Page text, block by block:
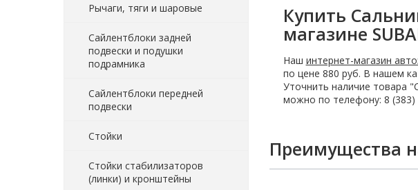
Рычаги, тяги и шаровые
Сайлентблоки задней
подвески и подушки
подрамника
Сайлентблоки передней
подвески
Стойки
Стойки стабилизаторов
(линки) и кронштейны
Купить
магазине
Наш интернет-магазин
по цене 880 руб. В нашем
Уточнить наличие товара
можно по телефону: 8 (383)
Преимущества